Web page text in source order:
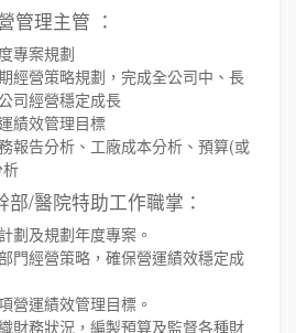
管理主管 ：
專案規劃
經營策略規劃，完成全公司中、長
司經營穩定成長
績效管理目標
報告分析、工廠成本分析、預算(或
部/醫院特助工作職掌：
劃及規劃年度專案。
門經營策略，確保營運績效穩定成
營運績效管理目標。
財務狀況，編製預算及監督各種財